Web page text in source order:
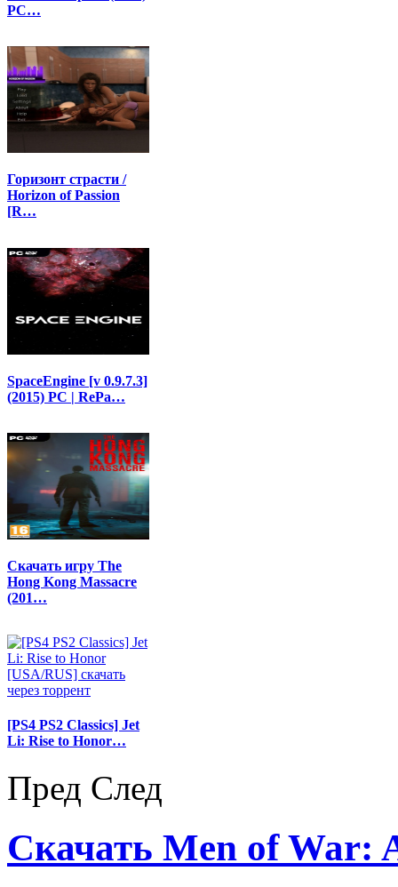
PC…
Горизонт страсти /
Horizon of Passion
[R…
SpaceEngine [v 0.9.7.3]
(2015) PC | RePa…
Скачать игру The
Hong Kong Massacre
(201…
[PS4 PS2 Classics] Jet
Li: Rise to Honor…
Пред След
Скачать Men of War: